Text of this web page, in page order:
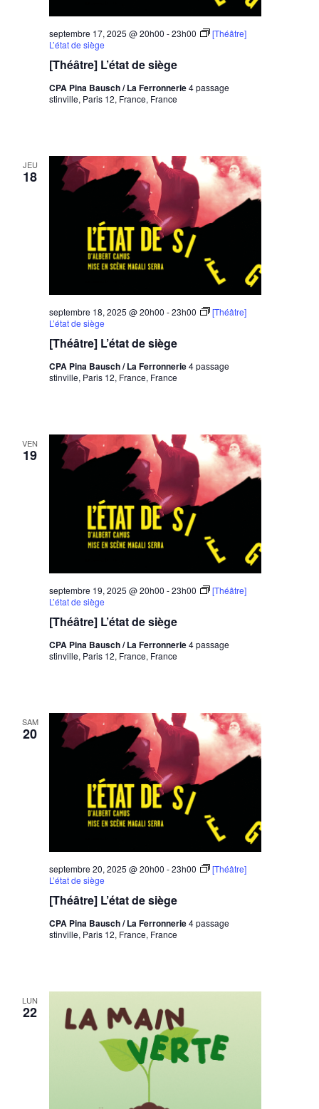
[Théâtre] L’état de siège
septembre 17, 2025 @ 20h00 -23h00
[Théâtre]
L’état de siège
CPA Pina Bausch / La Ferronnerie4 passage
stinville, Paris 12, France, France
JEU
18
[Théâtre] L’état de siège
septembre 18, 2025 @ 20h00 -23h00
[Théâtre]
L’état de siège
CPA Pina Bausch / La Ferronnerie4 passage
stinville, Paris 12, France, France
VEN
19
[Théâtre] L’état de siège
septembre 19, 2025 @ 20h00 -23h00
[Théâtre]
L’état de siège
CPA Pina Bausch / La Ferronnerie4 passage
stinville, Paris 12, France, France
SAM
20
[Théâtre] L’état de siège
septembre 20, 2025 @ 20h00 -23h00
[Théâtre]
L’état de siège
CPA Pina Bausch / La Ferronnerie4 passage
stinville, Paris 12, France, France
LUN
22